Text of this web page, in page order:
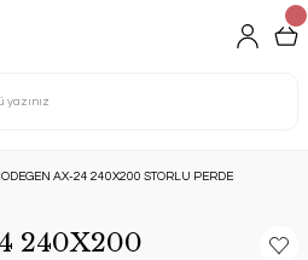
AX-24 240X200 STORLU PERDE
240X200